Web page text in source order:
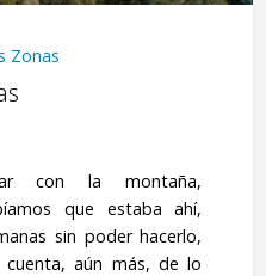
Zonas
con la montaña,
que estaba ahí,
sin poder hacerlo,
aún más, de lo